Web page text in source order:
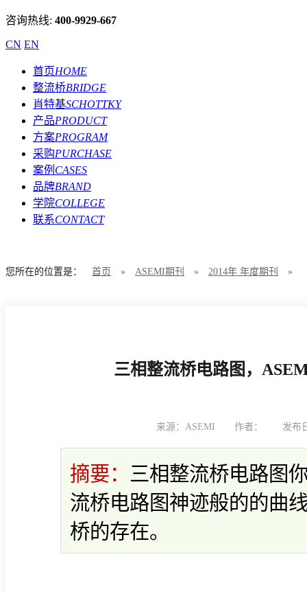
咨询热线: 400-9929-667
CN EN
首页HOME
整流桥BRIDGE
肖特基SCHOTTKY
产品PRODUCT
方案PROGRAM
采购PURCHASE
案例 CASES
品牌BRAND
学院COLLEGE
联系CONTACT
您所在的位置是： 首页 » ASEMI期刊 » 2014年 年度期刊 »
三相整流桥电路图，
来源：ASEMI 作者： 发布
摘要： 三相整流桥电路图
流桥电路图神迹般的的曲
桥的存在。